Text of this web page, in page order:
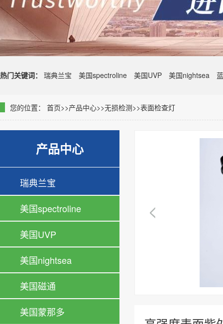
热门关键词： 瑞典兰宝 美国spectroline 美国UVP 美国nightsea
您的位置： 首页>>产品中心>>无损检测>>表面检查灯
产品中心
瑞典兰宝
美国spectroline
美国UVP
美国nightsea
美国磁通
美国蒙那多